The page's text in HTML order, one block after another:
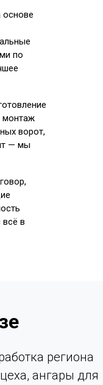
основе
по
монтаж
ворот,
— мы
в
региона
ангары для